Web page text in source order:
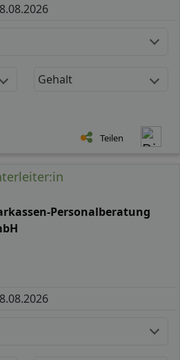
Gehalt
Teilen
Personalberatung